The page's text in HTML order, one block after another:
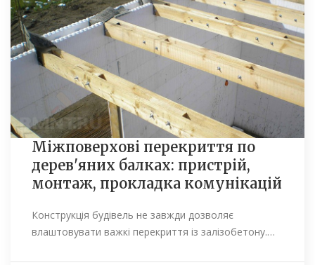
Міжповерхові перекриття по
дерев'яних балках: пристрій,
монтаж, прокладка комунікацій
Конструкція будівель не завжди дозволяє
влаштовувати важкі перекриття із залізобетону.…